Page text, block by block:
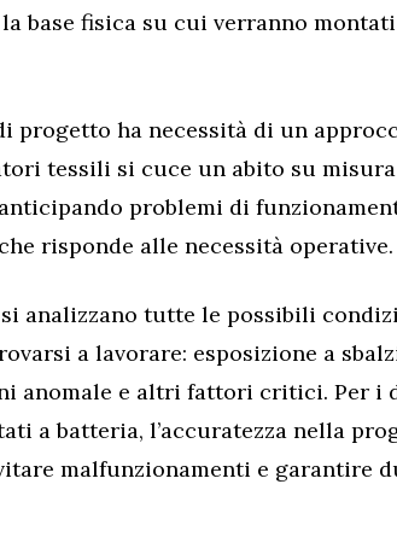
base fisica su cui verranno
progetto ha necessità di un
tessili si cuce un abito su
problemi di
risponde alle necessità operative.
analizzano tutte le possibili
a lavorare: esposizione a
anomale e altri fattori critici. Per i
a batteria, l’accuratezza nella
malfunzionamenti e garantire